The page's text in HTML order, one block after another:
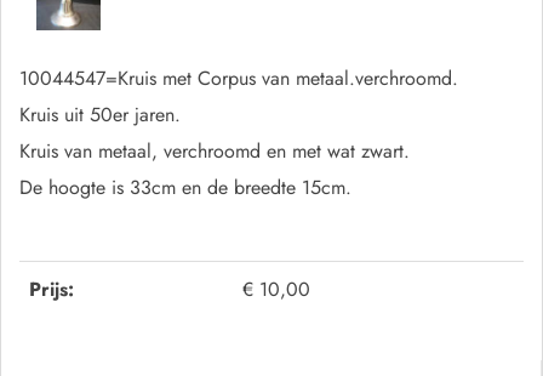
Prijs: € 10,00
10044547=Kruis met Corpus van metaal.verchroomd.
Kruis uit 50er jaren.
Kruis van metaal, verchroomd en met wat zwart.
De hoogte is 33cm en de breedte 15cm.